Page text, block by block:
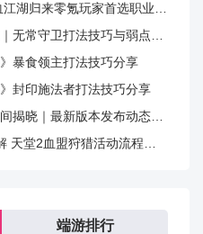
归来零氪玩家首选职业指南
常守卫打法技巧与弱点解析
暴食领主打法技巧分享
封印施法者打法技巧分享
最新版本发布动态与预约入口
血盟狩猎活动流程与技巧指南
端游排行